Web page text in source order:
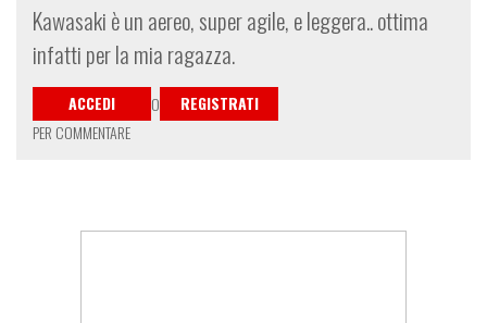
Kawasaki è un aereo, super agile, e leggera.. ottima
infatti per la mia ragazza.
ACCEDI O
REGISTRATI
PER COMMENTARE